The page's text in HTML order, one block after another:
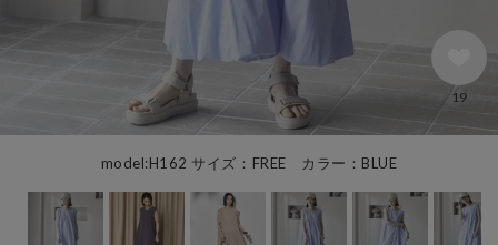
model:H162 サイズ：FREE カラー：BLUE
19